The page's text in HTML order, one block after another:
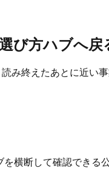
び方ハブへ戻
み終えたあとに近い事
横断して確認できる